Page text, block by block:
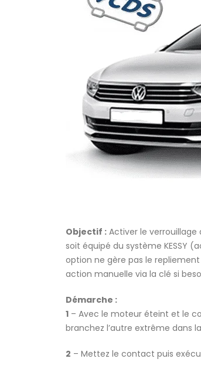
Objectif : Activer le
soit équipé du système KESSY
option ne gère pas le
action manuelle via la clé si
Démarche :
1 – Avec le moteur éteint et le
branchez l’autre extrême dans
2 – Mettez le contact puis